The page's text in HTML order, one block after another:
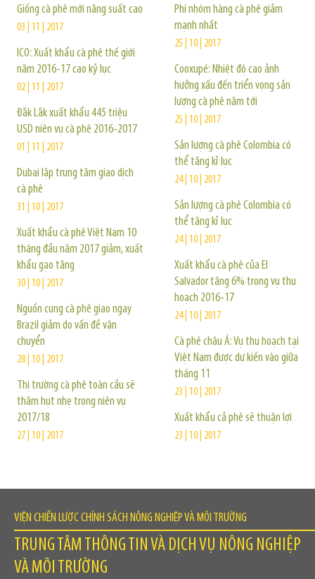
Giống cà phê mới năng suất cao
03 | 11 | 2017
ICO: Xuất khẩu cà phê thế giới
năm 2016-17 cao kỷ lục
02 | 11 | 2017
Đắk Lắk xuất khẩu 445 triệu
USD niên vụ cà phê 2016-2017
01 | 11 | 2017
Dubai lập trung tâm giao dịch
cà phê
31 | 10 | 2017
Xuất khẩu cà phê Việt Nam 10
tháng đầu năm 2017 giảm, xuất
khẩu gạo tăng
30 | 10 | 2017
Nguồn cung cà phê giao ngay
Brazil giảm do vấn đề vận
chuyển
28 | 10 | 2017
Thị trường cà phê toàn cầu sẽ
thâm hụt nhẹ trong niên vụ
2017/18
27 | 10 | 2017
Phi nhóm hàng cà phê giảm
mạnh nhất
25 | 10 | 2017
Cooxupé: Nhiệt độ cao ảnh
hưởng xấu đến triển vọng sản
lượng cà phê năm tới
25 | 10 | 2017
Sản lượng cà phê Colombia có
thể tăng kỉ lục
24 | 10 | 2017
Sản lượng cà phê Colombia có
thể tăng kỉ lục
24 | 10 | 2017
Xuất khẩu cà phê của El
Salvador tăng 6% trong vụ thu
hoạch 2016-17
24 | 10 | 2017
Cà phê châu Á: Vụ thu hoạch tại
Việt Nam được dự kiến vào giữa
tháng 11
23 | 10 | 2017
Xuất khẩu cả phê sẽ thuận lợi
23 | 10 | 2017
VIỆN CHIẾN LƯỢC CHÍNH SÁCH NÔNG NGHIỆP VÀ MÔI TRƯỜNG
TRUNG TÂM THÔNG TIN VÀ DỊCH VỤ NÔNG NGHIỆP
VÀ MÔI TRƯỜNG